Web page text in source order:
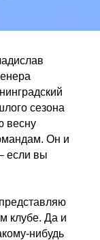
сезона
весну
Он и
если вы
клубе. Да и
нибудь